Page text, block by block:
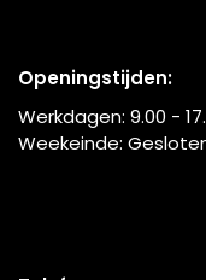
Openingstijden:
Werkdagen: 9.00 -
Weekeinde: